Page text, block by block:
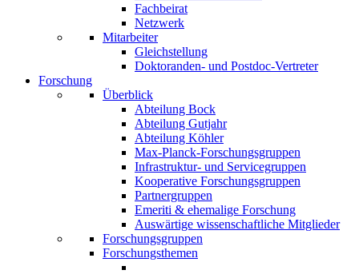
Fachbeirat
Netzwerk
Mitarbeiter
Gleichstellung
Doktoranden- und Postdoc-Vertreter
Forschung
Überblick
Abteilung Bock
Abteilung Gutjahr
Abteilung Köhler
Max-Planck-Forschungsgruppen
Infrastruktur- und Servicegruppen
Kooperative Forschungsgruppen
Partnergruppen
Emeriti & ehemalige Forschung
Auswärtige wissenschaftliche Mitglieder
Forschungsgruppen
Forschungsthemen